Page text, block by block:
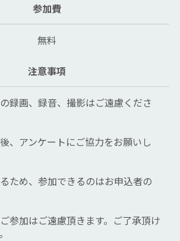
参加費
無料
注意事項
録画、録音、撮影はご遠慮くださ
、アンケートにご協力をお願いし
ため、参加できるのはお申込者の
参加はご遠慮頂きます。ご了承頂け